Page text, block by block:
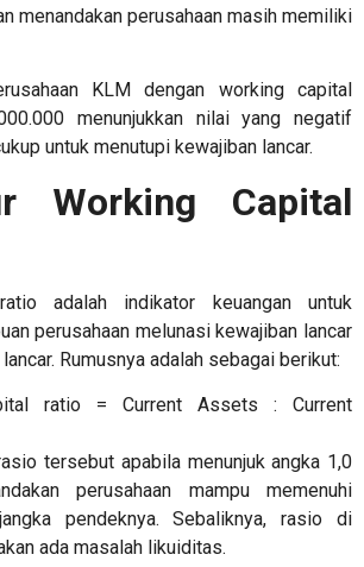
menandakan perusahaan masih memiliki
KLM dengan working capital
menunjukkan nilai yang negatif
untuk menutupi kewajiban lancar.
Working Capital
adalah indikator keuangan untuk
perusahaan melunasi kewajiban lancar
Rumusnya adalah sebagai berikut:
ratio = Current Assets : Current
tersebut apabila menunjuk angka 1,0
perusahaan mampu memenuhi
pendeknya. Sebaliknya, rasio di
ada masalah likuiditas.